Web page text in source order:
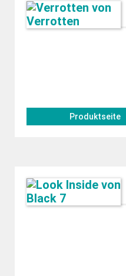
Produktseite